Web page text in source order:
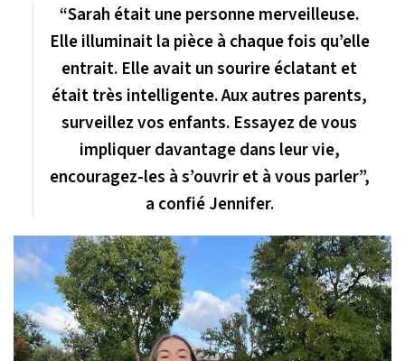
“Sarah était une personne merveilleuse.
Elle illuminait la pièce à chaque fois qu’elle
entrait. Elle avait un sourire éclatant et
était très intelligente. Aux autres parents,
surveillez vos enfants. Essayez de vous
impliquer davantage dans leur vie,
encouragez-les à s’ouvrir et à vous parler”,
a confié Jennifer.